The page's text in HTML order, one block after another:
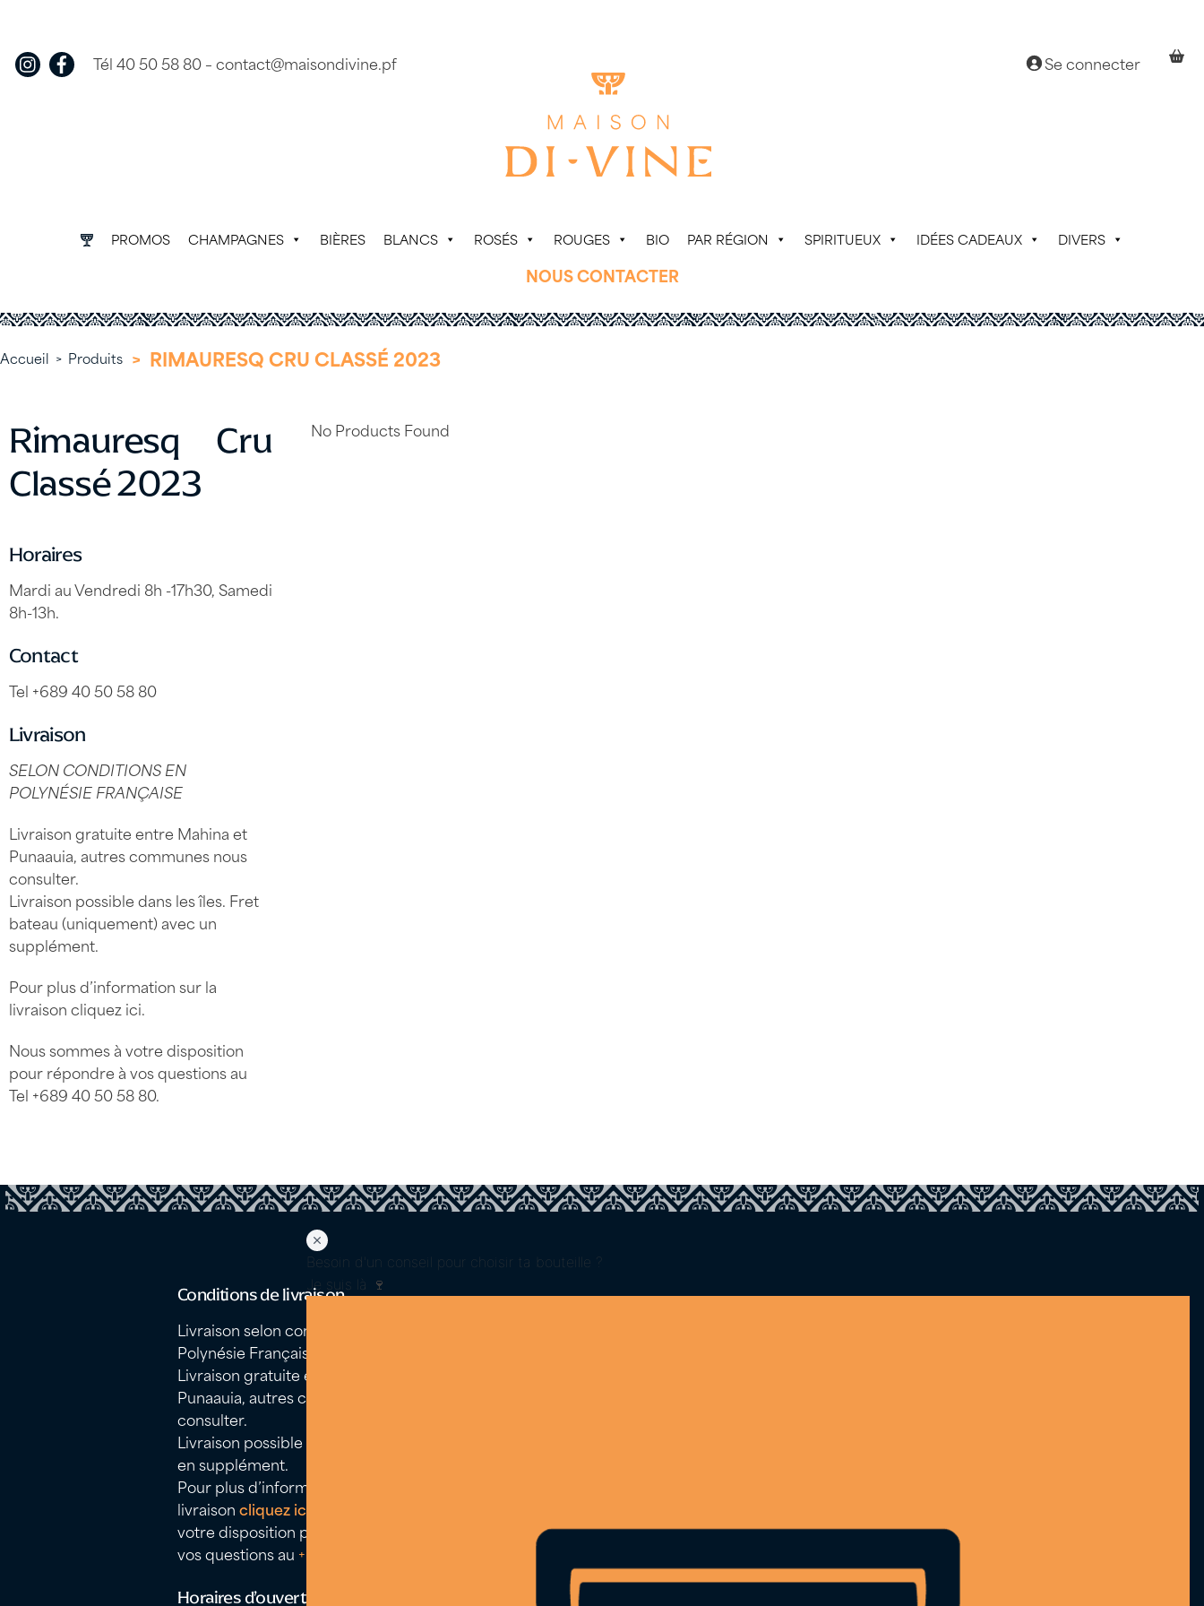
content
Tél 40 50 58 80–contact@maisondivine.pf Se connecter
PROMOS CHAMPAGNES BIÈRES BLANCS ROSÉS ROUGES BIO PAR RÉGION SPIRITUEUX IDÉES CADEAUX DIVERS
NOUS CONTACTER
Accueil > Produits > RIMAURESQ CRU CLASSÉ 2023
Rimauresq Cru
Classé 2023
Horaires
Mardi au Vendredi 8h -17h30, Samedi
8h-13h.
Contact
Tel +689 40 50 58 80
Livraison
SELON CONDITIONS EN
POLYNÉSIE FRANÇAISE
Livraison gratuite entre Mahina et
Punaauia, autres communes nous
consulter.
Livraison possible dans les îles. Fret
bateau (uniquement) avec un
supplément.
Pour plus d’information sur la
livraisoncliquez ici.
Nous sommes à votre disposition
pour répondre à vos questions au
Tel +689 40 50 58 80.
No Products Found
Conditions de livraison
Livraison selon conditions en
Polynésie Française
Livraison gratuite entre Mahina et
Punaauia, autres communes nous
consulter.
Livraison possible dans les îles. Fret
en supplément.
Pour plus d’information sur la
livraisoncliquez ici
votre disposition pour répondre à
vos questions au +689 40 50 58 80
Horaires d’ouverture
40 50 58 80
Besoin d'un conseil pour choisir ta bouteille ?
Je suis là 🍷